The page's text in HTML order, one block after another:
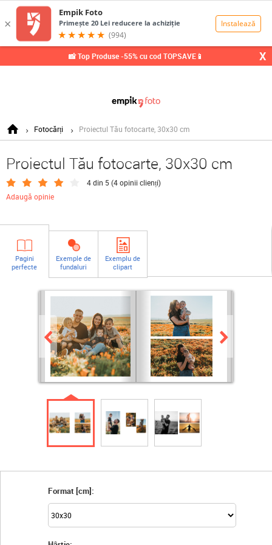
📸 Top Produse -55% cu cod TOPSAVE📱 X
Fotocărți Proiectul Tău fotocarte, 30x30 cm
Proiectul Tău fotocarte, 30x30 cm
4 din 5 (4 opinii clienți)
Adaugă opinie
Pagini
perfecte
Exemple de
fundaluri
Exemplu de
clipart
Format [cm]: